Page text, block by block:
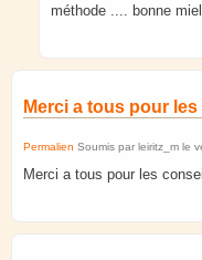
méthode .... bonne
Merci a tous pour les
Permalien Soumis par leiritz_m le
Merci a tous pour les